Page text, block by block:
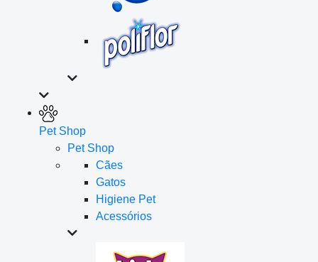
Pet Shop
Pet Shop
Cães
Gatos
Higiene Pet
Acessórios